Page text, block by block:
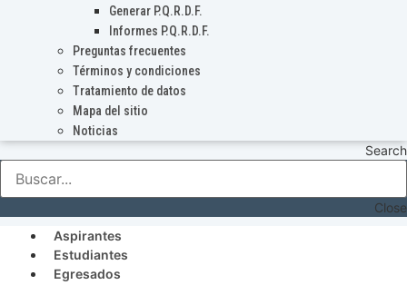
Generar P.Q.R.D.F.
Informes P.Q.R.D.F.
Preguntas frecuentes
Términos y condiciones
Tratamiento de datos
Mapa del sitio
Noticias
Search
Close
Aspirantes
Estudiantes
Egresados